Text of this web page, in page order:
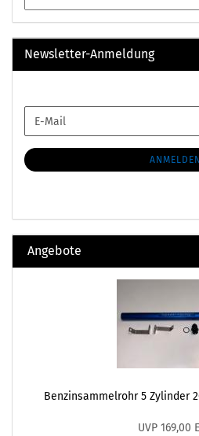
Newsletter-Anmeldung
ZUR
ANMELDUNG
E-
Mail
ANMELDEN
Angebote
Benzinsammelrohr 5 Zylinder
UVP 169,00